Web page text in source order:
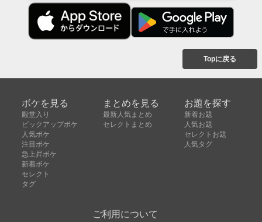
Topに戻る
ボケを見る
殿堂入り
ピックアップボケ
人気ボケ
注目ボケ
急上昇ボケ
新着ボケ
セレクト
タグ
まとめを見る
最新人気まとめ
セレクトまとめ
お題を探す
新着お題
人気お題
セレクトお題
人気タグ
ご利用について